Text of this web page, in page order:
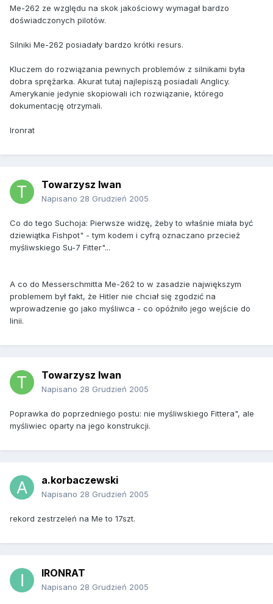
Me-262 ze względu na skok jakościowy wymagał bardzo
doświadczonych pilotów.
Silniki Me-262 posiadały bardzo krótki resurs.
Kluczem do rozwiązania pewnych problemów z silnikami była
dobra sprężarka. Akurat tutaj najlepiszą posiadali Anglicy.
Amerykanie jedynie skopiowali ich rozwiązanie, którego
dokumentację otrzymali.
Ironrat
Towarzysz Iwan
Napisano 28 Grudzień 2005
Co do tego Suchoja: Pierwsze widzę, żeby to właśnie miała być
dziewiątka Fishpot" - tym kodem i cyfrą oznaczano przecież
myśliwskiego Su-7 Fitter"...
A co do Messerschmitta Me-262 to w zasadzie największym
problemem był fakt, że Hitler nie chciał się zgodzić na
wprowadzenie go jako myśliwca - co opóźniło jego wejście do
linii.
Towarzysz Iwan
Napisano 28 Grudzień 2005
Poprawka do poprzedniego postu: nie myśliwskiego Fittera", ale
myśliwiec oparty na jego konstrukcji.
a.korbaczewski
Napisano 28 Grudzień 2005
rekord zestrzeleń na Me to 17szt.
IRONRAT
Napisano 28 Grudzień 2005